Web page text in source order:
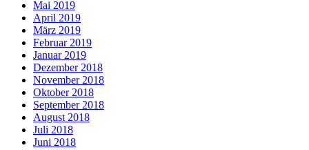
Mai 2019
April 2019
März 2019
Februar 2019
Januar 2019
Dezember 2018
November 2018
Oktober 2018
September 2018
August 2018
Juli 2018
Juni 2018